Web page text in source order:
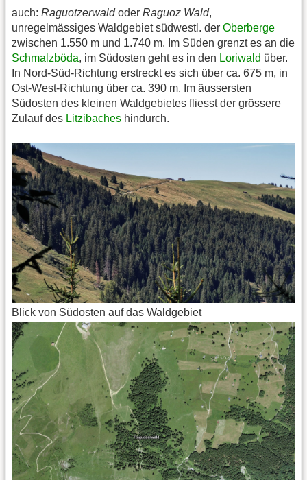
auch: Raguotzerwaldoder Raguoz Wald,
unregelmässiges Waldgebiet südwestl. der Oberberge
zwischen 1.550 m und 1.740 m. Im Süden grenzt es an die
Schmalzböda, im Südosten geht es in den Loriwald über.
In Nord-Süd-Richtung erstreckt es sich über ca. 675 m, in
Ost-West-Richtung über ca. 390 m. Im äussersten
Südosten des kleinen Waldgebietes fliesst der grössere
Zulauf des Litzibaches hindurch.
Blick von Südosten auf das Waldgebiet